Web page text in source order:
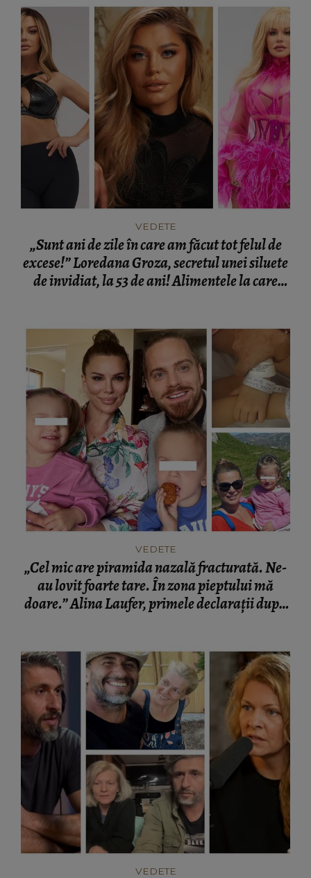
VEDETE
„Sunt ani de zile în care am făcut tot felul de
excese!” Loredana Groza, secretul unei siluete
de invidiat, la 53 de ani! Alimentele la care
VEDETE
„Cel mic are piramida nazală fracturată. Ne-
au lovit foarte tare. În zona pieptului mă
doare.” Alina Laufer, primele declarații după
VEDETE